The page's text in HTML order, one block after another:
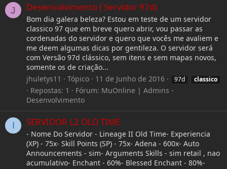
J Desenvolvimento ( Servidor 97d)
Bom dia galera beleza? Estou em teste de um servidor
classico 97 que em breve quero abrir, vou passar as
cordenadas do servidor e quero que vocês me avaliem e
me deem algumas dicas por gentileza. O servidor será
com Versão 97d clássico, sem itens e sem mapas novos,
somente os de criação...
jhuletys11
Tópico 11 de Junho de 2016 97d classico
Repostas: 1 Fórum: MuOnline | Admins -
Desenvolvimento
I SERVIDOR L2 OLD TIME
- Nome Do Servidor - Lineage II Old Time- Experiencia
(XP) - 75x- Skill Points (SP) - 75x- Adena - 600x- Auto
Announcements - sim- Arguments Skills - sim retail , nao
acumulativo- Enchant - 60%- Blessed Enchant - 80%-